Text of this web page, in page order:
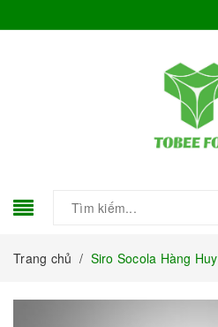
Trang chủ / Siro Socola Hàng